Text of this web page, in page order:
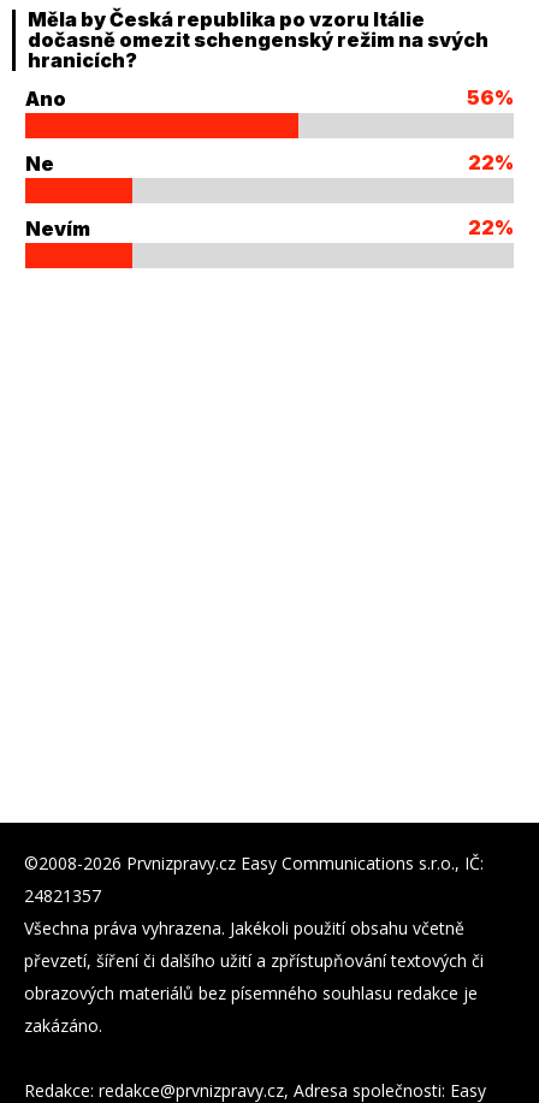
Měla by Česká republika po vzoru Itálie
dočasně omezit schengenský režim na svých
hranicích?
Ano
56%
Ne 22%
Nevím 22%
©2008-2026 Prvnizpravy.cz Easy Communications s.r.o., IČ:
24821357
Všechna práva vyhrazena. Jakékoli použití obsahu včetně
převzetí, šíření či dalšího užití a zpřístupňování textových či
obrazových materiálů bez písemného souhlasu redakce je
zakázáno.
Redakce: zc.yvarpzinvrp@eckader, Adresa společnosti: Easy